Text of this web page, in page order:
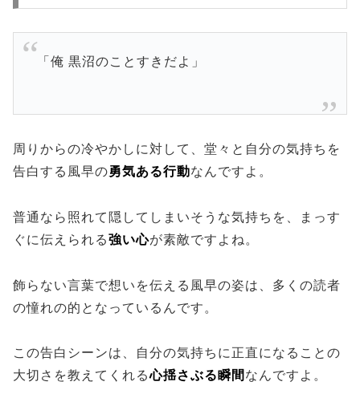
「俺 黒沼のことすきだよ」
周りからの冷やかしに対して、堂々と自分の気持ちを
告白する風早の勇気ある行動なんですよ。
普通なら照れて隠してしまいそうな気持ちを、まっす
ぐに伝えられる強い心が素敵ですよね。
飾らない言葉で想いを伝える風早の姿は、多くの読者
の憧れの的となっているんです。
この告白シーンは、自分の気持ちに正直になることの
大切さを教えてくれる心揺さぶる瞬間 なんですよ。